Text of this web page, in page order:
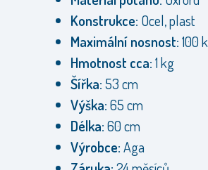
Konstrukce: Ocel, plast
Maximální nosnost:100
Hmotnost cca:1 kg
Šířka:53 cm
Výška:65 cm
Délka:60 cm
Výrobce:Aga